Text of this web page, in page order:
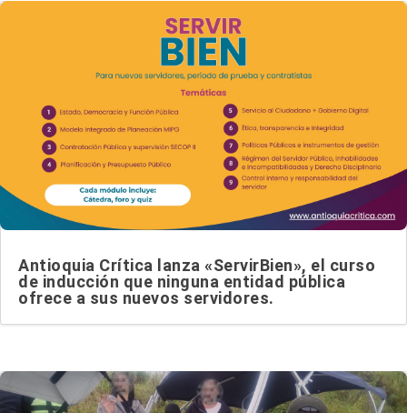
Antioquia Crítica lanza «ServirBien», el curso
de inducción que ninguna entidad pública
ofrece a sus nuevos servidores.